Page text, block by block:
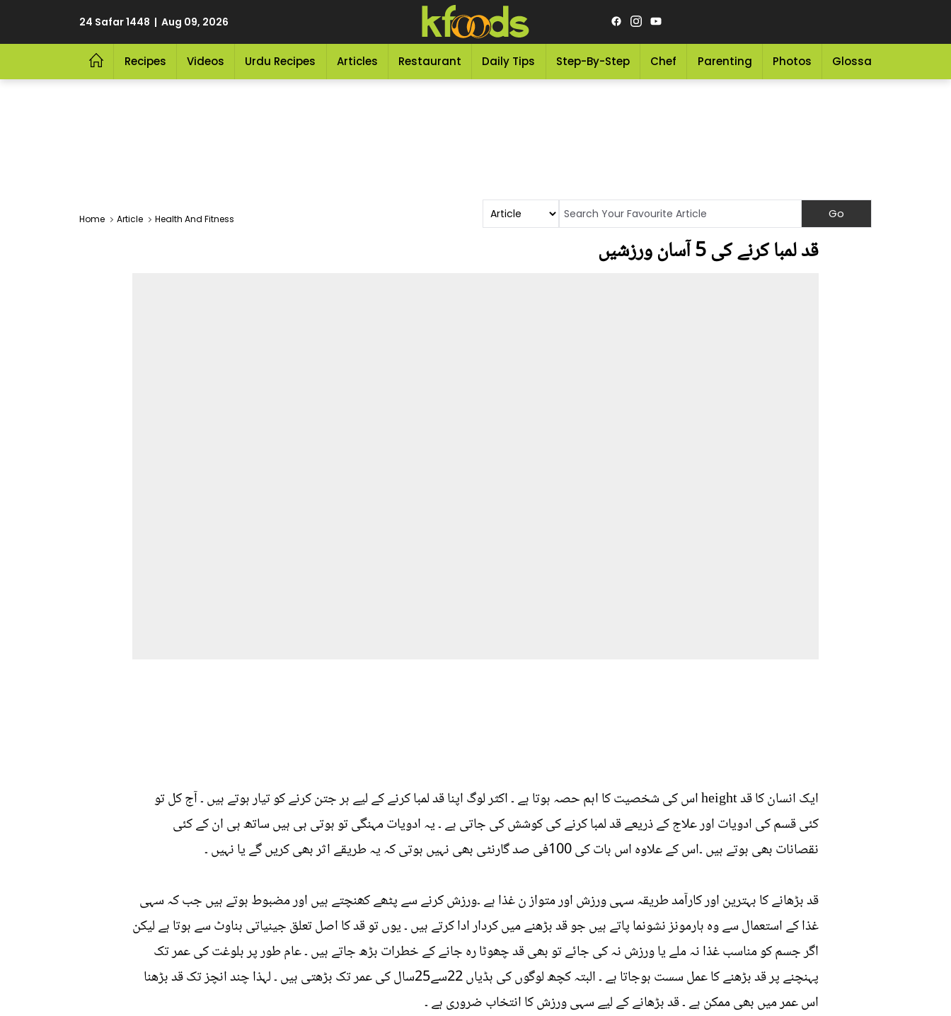
24 Safar 1448 | Aug 09, 2026
Recipes Videos Urdu Recipes Articles Restaurant Daily Tips Step-By-Step Chef Parenting Photos Glossary
Home Article Health And Fitness
قد لمبا کرنے کی 5 آسان ورزشیں
ایک انسان کا قد height اس کی شخصیت کا اہم حصہ ہوتا ہے ۔ اکثر لوگ اپنا قد لمبا کرنے کے لیے ہر جتن کرنے کو تیار ہوتے ہیں ۔ آج کل تو
کئی قسم کی ادویات اور علاج کے ذریعے قد لمبا کرنے کی کوشش کی جاتی ہے ۔ یہ ادویات مہنگی تو ہوتی ہی ہیں ساتھ ہی ان کے کئی
نقصانات بھی ہوتے ہیں ۔اس کے علاوہ اس بات کی 100فی صد گارنٹی بھی نہیں ہوتی کہ یہ طریقے اثر بھی کریں گے یا نہیں ۔
قد بڑھانے کا بہترین اور کارآمد طریقہ سہی ورزش اور متواز ن غذا ہے ۔ورزش کرنے سے پٹھے کھنچتے ہیں اور مضبوط ہوتے ہیں جب کہ سہی
غذا کے استعمال سے وہ ہارمونز نشونما پاتے ہیں جو قد بڑھنے میں کردار ادا کرتے ہیں ۔ یوں تو قد کا اصل تعلق جینیاتی بناوٹ سے ہوتا ہے لیکن
اگر جسم کو مناسب غذا نہ ملے یا ورزش نہ کی جائے تو بھی قد چھوٹا رہ جانے کے خطرات بڑھ جاتے ہیں ۔ عام طور پر بلوغت کی عمر تک
پہنچنے پر قد بڑھنے کا عمل سست ہوجاتا ہے ۔ البتہ کچھ لوگوں کی ہڈیاں 22سے25سال کی عمر تک بڑھتی ہیں ۔ لہذا چند انچز تک قد بڑھنا
اس عمر میں بھی ممکن ہے ۔ قد بڑھانے کے لیے سہی ورزش کا انتخاب ضروری ہے ۔